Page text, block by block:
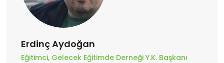
Erdinç Aydoğan
Eğitimci, Gelecek Eğitimde Derneği Y.K. Başkanı